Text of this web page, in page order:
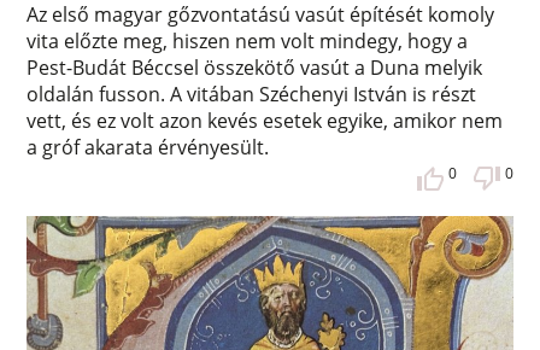
Az első magyar gőzvontatású vasút építését komoly
vita előzte meg, hiszen nem volt mindegy, hogy a
Pest-Budát Béccsel összekötő vasút a Duna melyik
oldalán fusson. A vitában Széchenyi István is részt
vett, és ez volt azon kevés esetek egyike, amikor nem
a gróf akarata érvényesült.
0 0